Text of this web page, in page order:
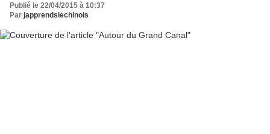
Publié le 22/04/2015 à 10:37
Par japprendslechinois